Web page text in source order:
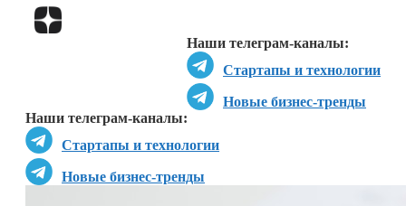
Наши телеграм-каналы:
Стартапы и технологии
Новые бизнес-тренды
Наши телеграм-каналы:
Стартапы и технологии
Новые бизнес-тренды